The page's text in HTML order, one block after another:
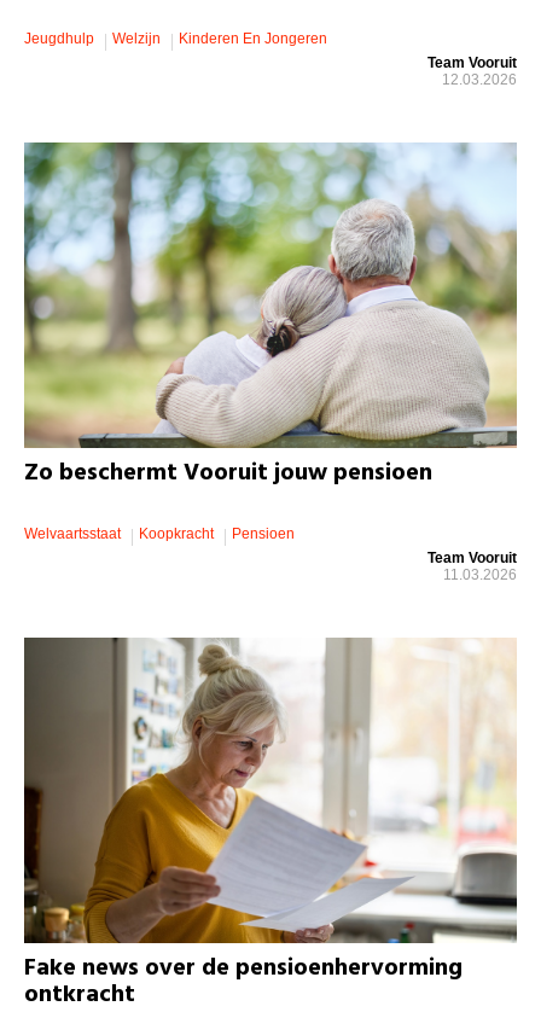
Jeugdhulp Welzijn
Kinderen En Jongeren
Team Vooruit
12.03.2026
Zo beschermt Vooruit jouw pensioen
Welvaartsstaat Koopkracht
Pensioen
Team Vooruit
11.03.2026
Fake news over de pensioenhervorming
ontkracht